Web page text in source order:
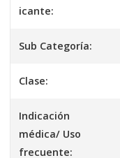
icante:
Sub Categoría:
Clase:
Indicación
médica/ Uso
frecuente: